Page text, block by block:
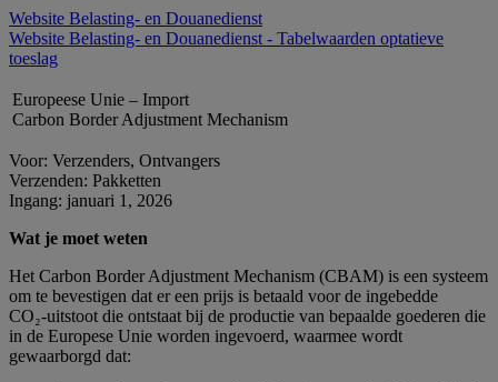
Website Belasting- en Douanedienst
Website Belasting- en Douanedienst - Tabelwaarden optatieve
toeslag
Europeese Unie – Import
Carbon Border Adjustment Mechanism
Voor: Verzenders, Ontvangers
Verzenden: Pakketten
Ingang: januari 1, 2026
Wat je moet weten
Het Carbon Border Adjustment Mechanism (CBAM) is een systeem
om te bevestigen dat er een prijs is betaald voor de ingebedde
CO₂‑uitstoot die ontstaat bij de productie van bepaalde goederen die
in de Europese Unie worden ingevoerd, waarmee wordt
gewaarborgd dat: